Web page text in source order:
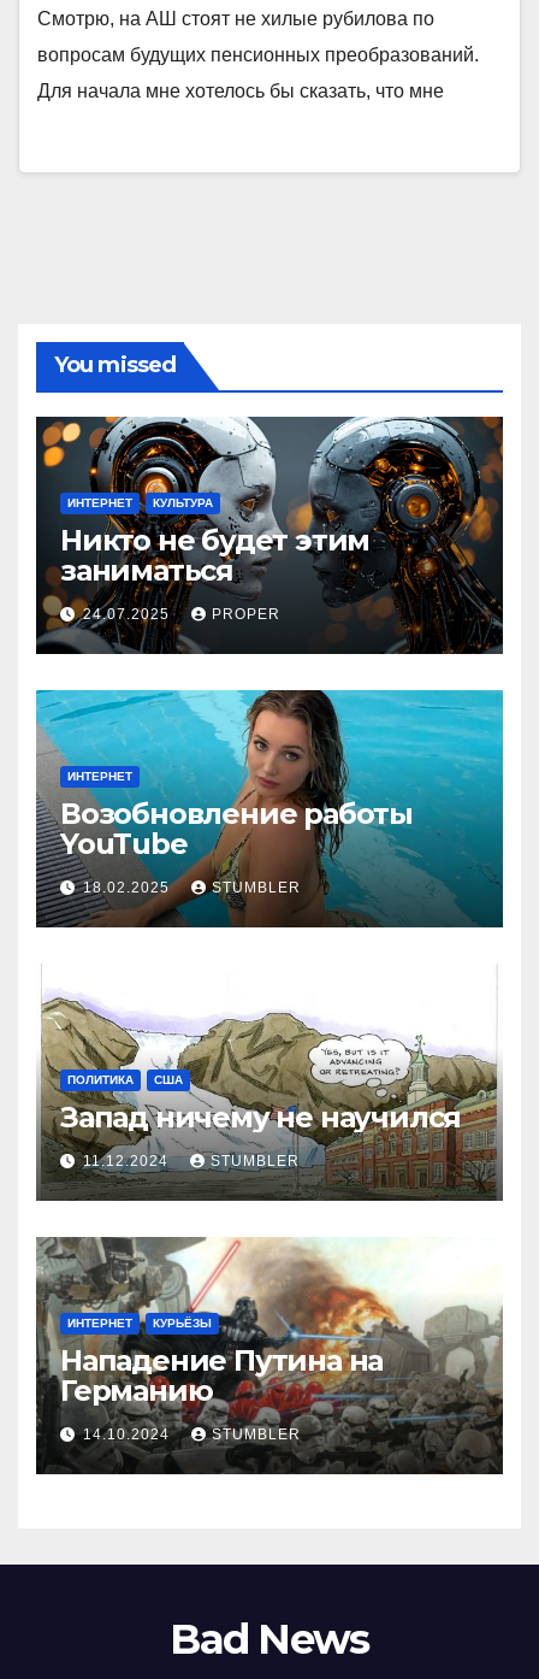
Смотрю, на АШ стоят не хилые рубилова по
вопросам будущих пенсионных преобразований.
Для начала мне хотелось бы сказать, что мне
You missed
ИНТЕРНЕТ КУЛЬТУРА
Никто не будет этим
заниматься
24.07.2025 PROPER
ИНТЕРНЕТ
Возобновление работы
YouТube
18.02.2025 STUMBLER
ПОЛИТИКА США
Запад ничему не научился
11.12.2024 STUMBLER
ИНТЕРНЕТ КУРЬЁЗЫ
Нападение Путина на
Германию
14.10.2024 STUMBLER
Bad News